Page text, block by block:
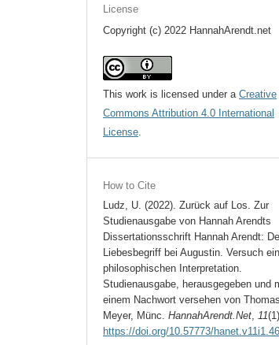
License
Copyright (c) 2022 HannahArendt.net
This work is licensed under aCreative
Commons Attribution 4.0 International
License.
How to Cite
Ludz, U. (2022). Zurück auf Los. Zur
Studienausgabe von Hannah Arendts
Dissertationsschrift Hannah Arendt:
Liebesbegriff bei Augustin. Versuch
philosophischen Interpretation.
Studienausgabe, herausgegeben und
einem Nachwort versehen von Thomas
Meyer, Münc.HannahArendt.Net,11
https://doi.org/10.57773/